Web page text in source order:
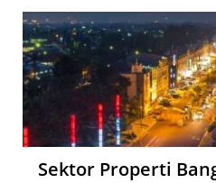
Sektor Properti